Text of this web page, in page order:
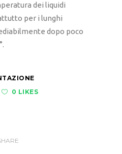
dei liquidi
per i lunghi
dopo poco
0 LIKES